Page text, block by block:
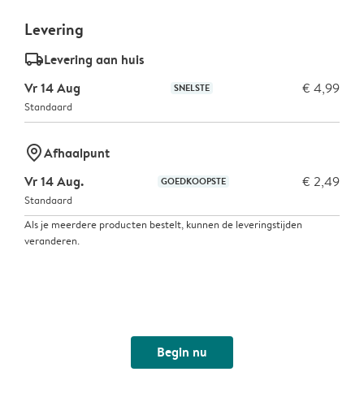
Levering
delivery_standard_v2Levering aan huis
Vr 14 Aug
SNELSTE € 4,99
Standaard
marker-pinAfhaalpunt
Vr 14 Aug.
GOEDKOOPSTE € 2,49
Standaard
Als je meerdere producten bestelt, kunnen de leveringstijden
veranderen.
Begin nu